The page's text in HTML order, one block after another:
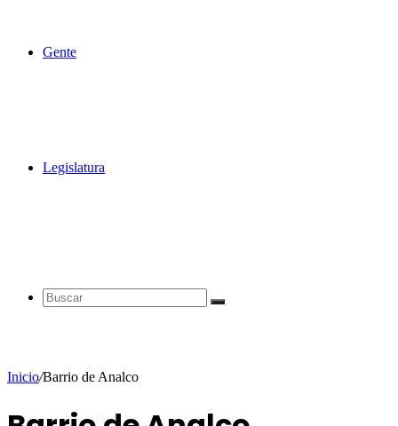
Gente
Legislatura
Buscar
Inicio/Barrio de Analco